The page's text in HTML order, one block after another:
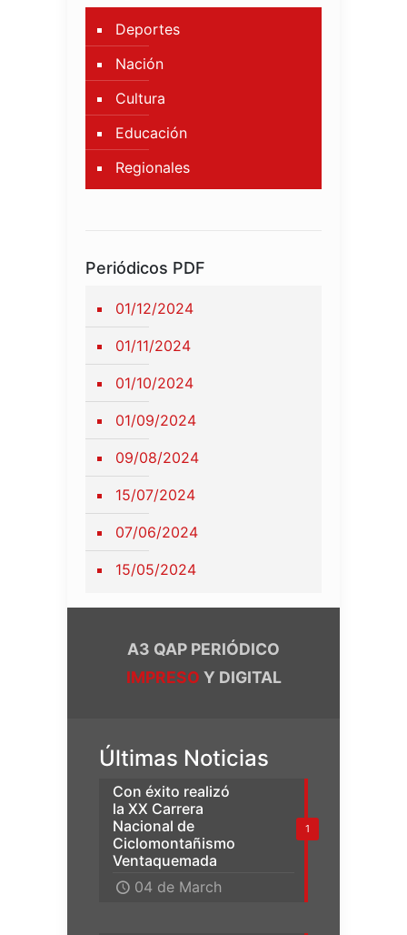
Deportes
Nación
Cultura
Educación
Regionales
Periódicos PDF
01/12/2024
01/11/2024
01/10/2024
01/09/2024
09/08/2024
15/07/2024
07/06/2024
15/05/2024
A3 QAP PERIÓDICO
IMPRESO Y DIGITAL
Últimas Noticias
1
Con éxito realizó
la XX Carrera
Nacional de
Ciclomontañismo
Ventaquemada
04 de March